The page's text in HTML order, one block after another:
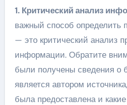
1. Критический анализ
важный способ определить
— это критический анализ
информации. Обратите
были получены сведения о
является автором
была предоставлена и